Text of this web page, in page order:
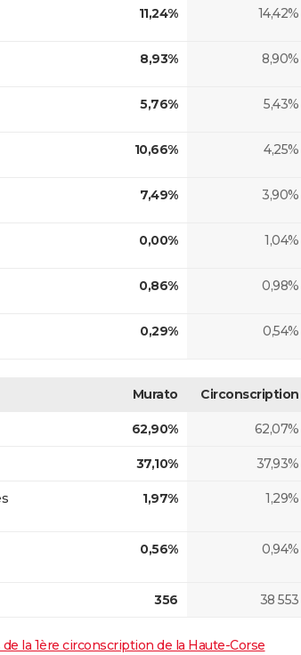
11,24% 14,42%
8,93% 8,90%
5,76% 5,43%
10,66% 4,25%
7,49% 3,90%
0,00% 1,04%
0,86% 0,98%
0,29% 0,54%
Murato Circonscription
62,90% 62,07%
37,10% 37,93%
1,97% 1,29%
0,56% 0,94%
356 38 553
la 1ère circonscription de la Haute-Corse